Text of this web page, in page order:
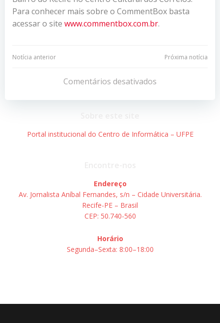
Para conhecer mais sobre o CommentBox basta
acessar o site www.commentbox.com.br.
Navegação
Post
Notícia anterior
Navegação
de
Post
Próxima notícia
Comentários desativados
Portal institucional do Centro de Informática – UFPE
Endereço
Av. Jornalista Aníbal Fernandes, s/n – Cidade Universitária.
Recife-PE – Brasil
CEP: 50.740-560
Horário
Segunda–Sexta: 8:00–18:00